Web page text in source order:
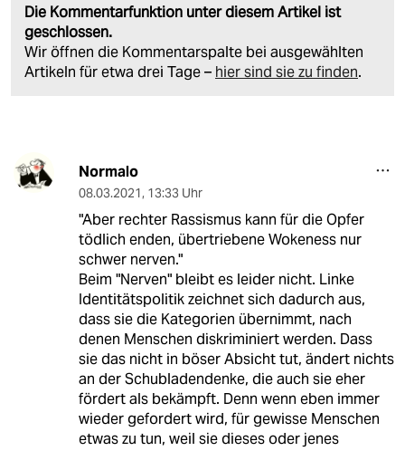
Die Kommentarfunktion unter diesem Artikel ist
geschlossen.
Wir öffnen die Kommentarspalte bei ausgewählten
Artikeln für etwa drei Tage – hier sind sie zu finden.
Normalo
08.03.2021, 13:33 Uhr
"Aber rechter Rassismus kann für die Opfer
tödlich enden, übertriebene Wokeness nur
schwer nerven."
Beim "Nerven" bleibt es leider nicht. Linke
Identitätspolitik zeichnet sich dadurch aus,
dass sie die Kategorien übernimmt, nach
denen Menschen diskriminiert werden. Dass
sie das nicht in böser Absicht tut, ändert nichts
an der Schubladendenke, die auch sie eher
fördert als bekämpft. Denn wenn eben immer
wieder gefordert wird, für gewisse Menschen
etwas zu tun, weil sie dieses oder jenes